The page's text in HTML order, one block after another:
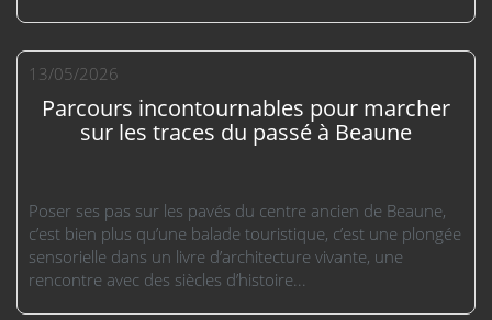
13/05/2026
Parcours incontournables pour marcher
sur les traces du passé à Beaune
Poser ses pas sur les pavés du centre ancien de Beaune,
c’est bien plus qu’une balade touristique, c’est une plongée
sensorielle dans un livre d’architecture vivante, une
rencontre avec des siècles d’histoire...